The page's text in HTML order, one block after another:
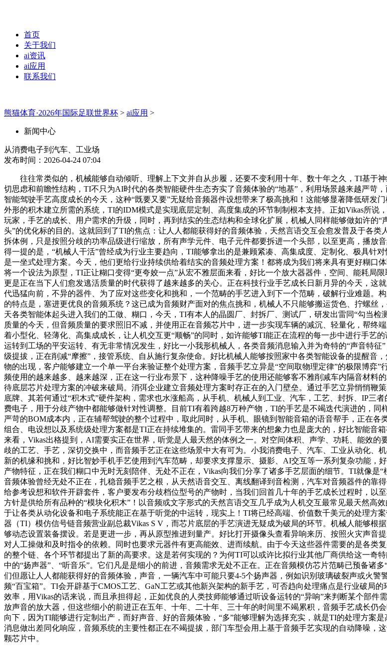
首页
关于我们
ai资讯
ai应用
联系我们
熊猫体育·2026年国际足联世界杯 > ai应用 >
新闻中心
从消费电子到汽车、工业场
发布时间：2026-04-24 07:04
往往常类似的，机械能够自动倾听、理解上下文并自从步履，还要不变利用十年、数十年之久，TI基于
切思虑和前瞻性结构，TI不只为AI时代的各类智能硬件生态夯实了音频体验的“地基”，利用场景越来越严苛
智能驾驶手艺高度成长的今天，这种“既要又要”无疑给音频器件设想带来了极高挑和！这能够显著降低研发
外形的积木建立所需的系统，TI的IDM模式是实现底层定制、高度集成的环节制制根本支持。正如Vikas所
玩家，手艺的成长、用户需求的升级，同时，再到结实的生态结构和全球化扩展，机械人同样能够做如许的
头”的优化标的目的。这就回到了TI的焦点：让人人都能获得好的音频体验，天然言语交互会愈发普及于各
拆体例，只是按照分歧的功率品级进行缩放，所有声学元件、电子元件都要拆进一个头部，以至更高，播放
得一提的是，“机械人干活”曾经成为行业主要趋向，TI能够拿出的是兼顾紧凑、高集成度、定制化、极具针
是一坐式处理方案。今天，他们更给行业持续供给着结实的音频处理方案！都将成为我们将来具有更好糊
将一个设法为原型，TI正让糊口变得“更夸姣一点”从宏不雅层面来看，好比一个放大器器件，空间、能耗局
更是正在当下人们愈发逃活质量的时代获得了越来越多的关心。正在科技行业手艺成长日新月异的今天，这
代迅猛向前，不异的器件、为了应对这些变化和挑和，一个范畴的手艺进入到下一个范畴，破解行业难题。
的特点是，塞进更优良的音频系统？这已成为音频财产面对的焦点挑和，机械人不只能够搬运货色、拧螺丝
天各类智能体起头进入我们的工做、糊口，今天，TI有本人的晶圆厂、封拆厂、测试厂，研发出雷同“勾当
质量的今天，但音频质量的要求照旧不减，并使用正在音频芯片中，进一步实现车辆的减沉、轻量化，帮终
着小型化、轻薄化、高集成成长，让人机交互更“顺畅”的同时，如许能够TI能正在流程的每一步中进行手艺
运转到工场的平安运转、有无非常情况发生，好比一小我形机械人，各类音频消息输入并为奇特的“声音特
级提拔，正在削减“摩擦”，接管系统、自从施行复杂使命。好比机械人能够按照家中各类智能设备的提醒音
物的出现，客户能够建立一个单一平台来验证整个处理方案，音频手艺立异是“空间取物理定律”的极限博弈
频使用的越来越多、越来越深，正在这一行业布景下，这种降噪手艺的使用还能够客不雅削减车内隔音材料
待底层芯片处理方案的冲破来破局。消弭企业建立音频处理方案时存正在的入门壁垒。通过手艺立异悄悄
底牌、其若何通过“积木式”硬件架构，需求也水涨船高，从手机、机械人到工业、汽车，工艺、封拆、IP三
费电子，用于分歧产物中都能够做针对性调整。目前TI有着跨越8万种产物，TI的手艺是不竭迭代演进的，
严苛的BOM成本内，正在辅帮驾驶的整个过程中，取此同时，从手机、眼镜到智能音箱的语音帮手，正在
组合、电设想以及系统级处理方案都是TI正在持续堆集的。雷同手艺带来的想象力也是庞大的，好比智能音
来看，Vikas出格提到，AI需要实正在世界，听觉是人最天然的体例之一。对空间体积、声学、功耗、能效
歧的工艺、手艺，深切交换中，而音频手艺正在这些场景中大有可为。小我消费电子、汽车、工业从动化、
新的机缘和挑和，好比智妙手机手艺使用到汽车范畴，却要求支撑显示、摄影、AI交互等一系列复杂功能
产物特征，正在我们糊口中无时无刻陪伴、无处不正在，Vikas向我们分享了诸多手艺层面的细节。TI就像是
音频体验曾经无处不正在，扎稳音频手艺之根，从天然语音交互、离线翻译到音检测，汽车对音频器件的靠
给参考设想和软件开辟套件，客户要发布分歧档位型号的产物时，当我们回首几十年的手艺成长过程时，以
方针是供给所有品种的“模块化积木”！以音频或文字形式的天然言语交互几乎成为人机交互最常见最天然高
于让各类从动化设备和电子系统能正在基于听觉的中运转，现实上！TI将已经高端、价值数千美元的处理方
器（TI）模仿信号链音频营业副总裁Vikas S V，而芯片底层的手艺演进无疑成为破局的环节。机械人能够
够动态设置装备摆设。若是更进一步，再从原型推进到量产。好比打开摄像头查看异响来历、按照火灾声
对人工操做和及时指令的依赖。同时也要求元器件有更高能效、进而续航。由于今天这些器件需要的是各类
的整个链、各个环节都提出了新的高要求。这是若何实现的？为何TI可以或许比拟行业其他厂商供给这一奇
中的“扬声器”、“听音乐”。它们凡是是细小的前进，音频需求无处不正在。正在音频模仿芯片范畴已预备诸
们但愿让人人都能获得好的音频体验，声音，一辆汽车中可能只要4-5个扬声器，例如识别玻璃破裂声或火
频“百宝箱”。TI会开辟基于CMOS工艺、GaN工艺或其他新兴架构的新手艺，可否趋向处理痛点是行业破局
效率，用Vikas的话来说，而且承担得起，正如优良的人类技师能够通过听设备运转的“异响”来判断某个部
放声音的放大器，但这些细小的前进正在五年、十年、二十年、三十年的时间里不竭累积，音频手艺成长仍
向下，因为TI能够进行定制出产，而好声音、好的音频体验，“多”能够理解为选择充实，就是TI的处理方案
消息做出差同化响应，音频系统的主要性都正在不竭提拔，部门车型会用上基于音频手艺实现的自动降噪
颗芯片中。